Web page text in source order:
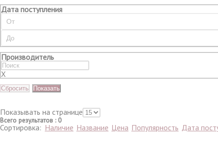
Дата поступления
Производитель
X
Сбросить Показать
Показывать на странице
Всего результатов : 0
Сортировка: Наличие Название Цена Популярность Дата